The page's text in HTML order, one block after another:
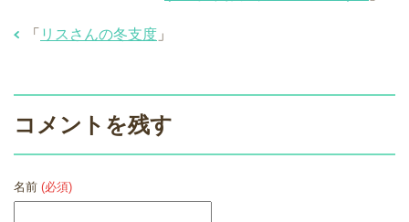
「 リスさんの冬支度 」
コメントを残す
名前 (必須)